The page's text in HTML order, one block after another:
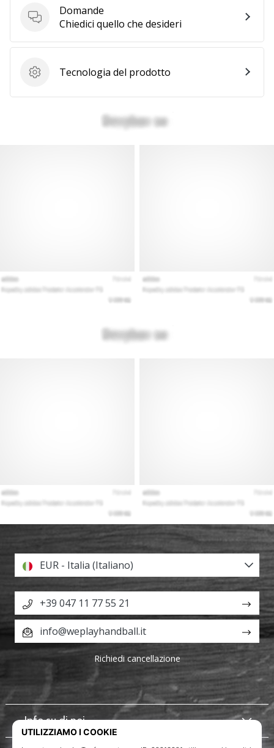
Domande
Domande
Chiedici quello che desideri
Tecnologia del prodotto
Tecnologia del prodotto
Info su di noi
EUR - Italia (Italiano)
+39 047 11 77 55 21
info@weplayhandball.it
Richiedi cancellazione